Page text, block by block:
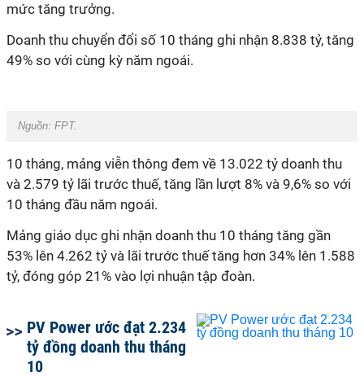
mức tăng trưởng.
Doanh thu chuyển đổi số 10 tháng ghi nhận 8.838 tỷ, tăng
49% so với cùng kỳ năm ngoái.
Nguồn: FPT.
10 tháng, mảng viễn thông đem về 13.022 tỷ doanh thu
và 2.579 tỷ lãi trước thuế, tăng lần lượt 8% và 9,6% so với
10 tháng đầu năm ngoái.
Mảng giáo dục ghi nhận doanh thu 10 tháng tăng gần
53% lên 4.262 tỷ và lãi trước thuế tăng hơn 34% lên 1.588
tỷ, đóng góp 21% vào lợi nhuận tập đoàn.
PV Power ước đạt 2.234
tỷ đồng doanh thu tháng
10